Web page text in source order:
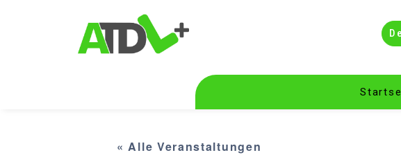
« Alle Veranstaltungen